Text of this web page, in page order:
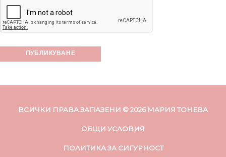
ВСИЧКИ ПРАВА ЗАПАЗЕНИ © 2026 МАРИЯ ТОНЕВА
ОБЩИ УСЛОВИЯ
ПОЛИТИКА ЗА СИГУРНОСТ